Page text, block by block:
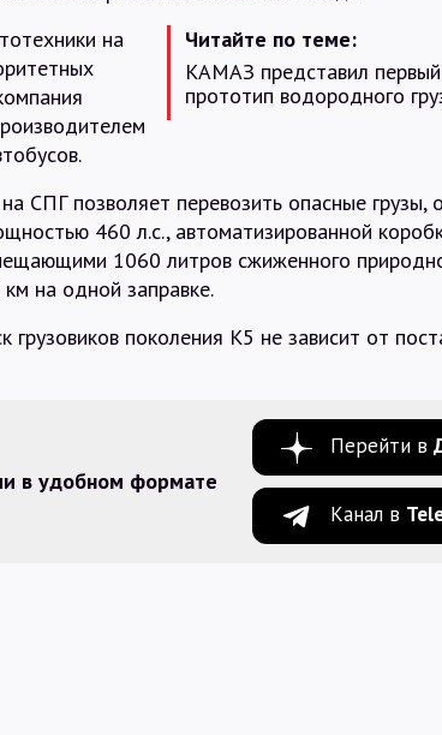
Читайте по теме:
КАМАЗ представил
прототип водородного
на
СПГ позволяет перевозить опасные грузы,
460 л.с., автоматизированной
1060 литров сжиженного
на одной заправке.
грузовиков поколения К5 не зависит от
в удобном формате
Перейти в
Канал в